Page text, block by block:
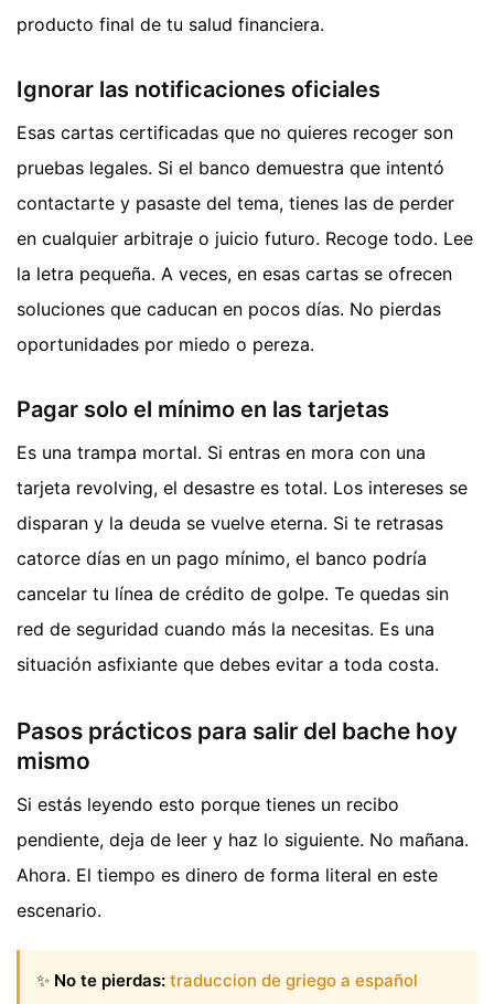
producto final de tu salud financiera.
Ignorar las notificaciones oficiales
Esas cartas certificadas que no quieres recoger son
pruebas legales. Si el banco demuestra que intentó
contactarte y pasaste del tema, tienes las de perder
en cualquier arbitraje o juicio futuro. Recoge todo. Lee
la letra pequeña. A veces, en esas cartas se ofrecen
soluciones que caducan en pocos días. No pierdas
oportunidades por miedo o pereza.
Pagar solo el mínimo en las tarjetas
Es una trampa mortal. Si entras en mora con una
tarjeta revolving, el desastre es total. Los intereses se
disparan y la deuda se vuelve eterna. Si te retrasas
catorce días en un pago mínimo, el banco podría
cancelar tu línea de crédito de golpe. Te quedas sin
red de seguridad cuando más la necesitas. Es una
situación asfixiante que debes evitar a toda costa.
Pasos prácticos para salir del bache hoy
mismo
Si estás leyendo esto porque tienes un recibo
pendiente, deja de leer y haz lo siguiente. No mañana.
Ahora. El tiempo es dinero de forma literal en este
escenario.
✨ No te pierdas: traduccion de griego a español